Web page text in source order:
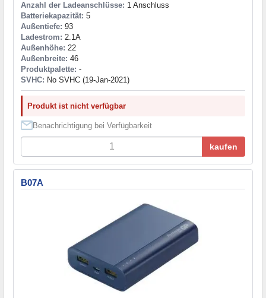
Anzahl der Ladeanschlüsse: 1 Anschluss
Batteriekapazität: 5
Außentiefe: 93
Ladestrom: 2.1A
Außenhöhe: 22
Außenbreite: 46
Produktpalette: -
SVHC: No SVHC (19-Jan-2021)
Produkt ist nicht verfügbar
Benachrichtigung bei Verfügbarkeit
kaufen
B07A